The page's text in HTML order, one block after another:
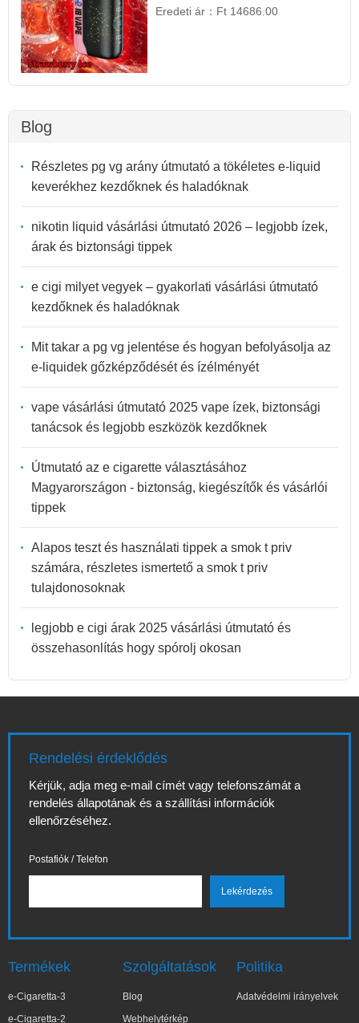
Eredeti ár： Ft 14686.00
Blog
Részletes pg vg arány útmutató a tökéletes e-liquid
keverékhez kezdőknek és haladóknak
nikotin liquid vásárlási útmutató 2026 – legjobb ízek,
árak és biztonsági tippek
e cigi milyet vegyek – gyakorlati vásárlási útmutató
kezdőknek és haladóknak
Mit takar a pg vg jelentése és hogyan befolyásolja az
e-liquidek gőzképződését és ízélményét
vape vásárlási útmutató 2025 vape ízek, biztonsági
tanácsok és legjobb eszközök kezdőknek
Útmutató az e cigarette választásához
Magyarországon - biztonság, kiegészítők és vásárlói
tippek
Alapos teszt és használati tippek a smok t priv
számára, részletes ismertető a smok t priv
tulajdonosoknak
legjobb e cigi árak 2025 vásárlási útmutató és
összehasonlítás hogy spórolj okosan
Rendelési érdeklődés
Kérjük, adja meg e-mail címét vagy telefonszámát a
rendelés állapotának és a szállítási információk
ellenőrzéséhez.
Postafiók / Telefon
Termékek
e-Cigaretta-3
e-Cigaretta-2
Szolgáltatások
Blog
Webhelytérkép
Politika
Adatvédelmi irányelvek